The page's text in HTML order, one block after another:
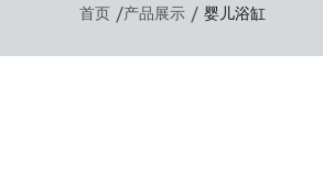
首页 /产品展示 / 婴儿浴缸